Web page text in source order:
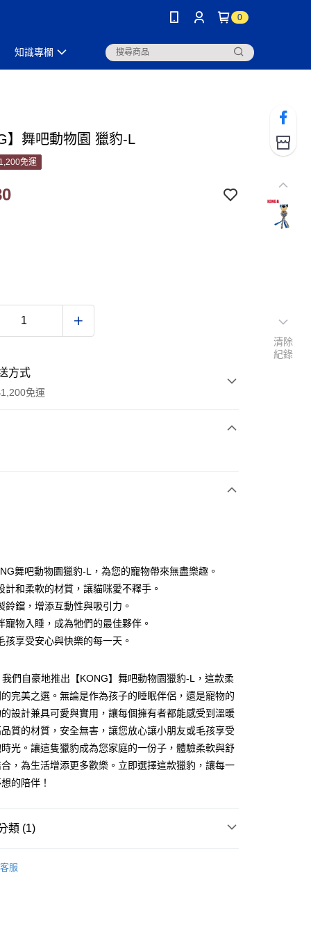
0
知識專欄
】舞吧動物園 獵豹-L
免運
方式
免運
款
業銀行
行
蓄銀行
商業銀行
兆豐國際商業銀行
業銀行
台中商業銀行
銀行
遠東國際商業銀行
銀行
永豐商業銀行
銀行
星展（台灣）商業銀行
商業銀行
用卡公司
率 每期
行
儲蓄銀行
台北富邦商業銀行
商業銀行
兆豐國際商業銀行
企業銀行
台中商業銀行
）商業銀行
華泰商業銀行
銀行
銀行
永豐商業銀行
行
商業銀行
中國信託商業銀行
信用卡公司
商業銀行
第一商業銀行
銀行
彰化商業銀行
儲蓄銀行
台北富邦商業銀行
商業銀行
兆豐國際商業銀行
企業銀行
台中商業銀行
灣）商業銀行
華泰商業銀行
行
銀行
星展（台灣）商業銀行
商業銀行
中國信託商業銀行
信用卡公司
利率 每期
商業銀行
第一商業銀行
銀行
彰化商業銀行
儲蓄銀行
台北富邦商業銀行
商業銀行
臺灣中小企業銀行
銀行
匯豐（台灣）商業銀行
行
商業銀行
元大商業銀行
行
玉山商業銀行
）商業銀行
台新國際商業銀行
商業銀行
台灣樂天信用卡公司
款
滿NT$1,200(含以上)免運費
貨
款
貨
舞吧動物園獵豹-L，為您的寵物帶來無盡樂趣。
計和柔軟的材質，讓貓咪愛不釋手。
鈴鐺，增添互動性與吸引力。
寵物入睡，成為牠們的最佳夥伴。
孩享受安心與快樂的每一天。
們自豪地推出【KONG】舞吧動物園獵豹-L，這款柔
完美之選。無論是作為孩子的睡眠伴侶，還是寵物的
設計兼具可愛與實用，讓每個擁有者都能感受到溫暖
質的材質，安全無害，讓您放心讓小朋友或毛孩享受
光。讓這隻獵豹成為您家庭的一份子，體驗柔軟與舒
，為生活增添更多歡樂。立即選擇這款獵豹，讓每一
的陪伴！
類 (1)
客服
清除
紀錄